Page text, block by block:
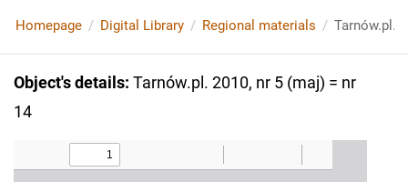
Homepage Digital Library Regional materials Tarnów.pl.
Object's details: Tarnów.pl. 2010, nr 5 (maj) = nr
14